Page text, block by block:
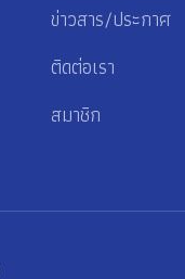
ข่าวสาร/ประกาศ
ติดต่อเรา
สมาชิก